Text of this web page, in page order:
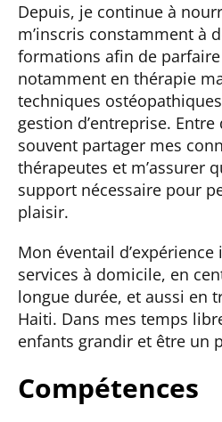
Depuis, je continue à
m’inscris constamment à
formations afin de
notamment en thérapie
techniques
gestion d’entreprise.
souvent partager mes
thérapeutes et m’assurer
support nécessaire pour
plaisir.
Mon éventail
services à domicile, en
longue durée, et aussi en
Haiti. Dans mes temps
enfants grandir et être un
Compétences